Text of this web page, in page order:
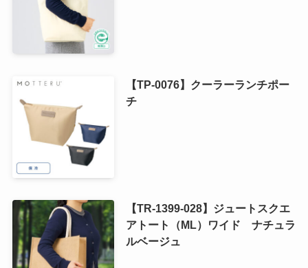
【TP-0076】クーラーランチポー
チ
【TR-1399-028】ジュートスクエ
アトート（ML）ワイド ナチュラ
ルベージュ